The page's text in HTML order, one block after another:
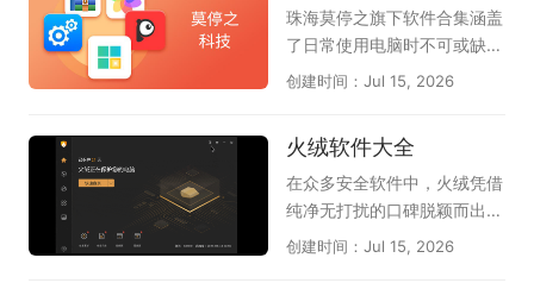
下载体验下，这是天极下载软
件专员精心为各位准备的，希
boardmix博思白板、Proces
nd树图。
大大降低了新用户的学习门
槛，也让老用户的重码体验更
几款口碑出色的电脑五笔输入
清爽简洁的QQ五笔、大词库
的万能五笔，以及微信输入
法、百度五笔、极品五笔等实
又顺手的那一款。
上海五星体育和广东体育频道
获授电视转播权。我们不仅可
以观看实时进行的比赛，还可
以回顾以往比赛中的精彩瞬
赛程，让我们可以更好的观
看、了解2026世界杯。
珠海莫停之旗下软件合集涵盖
了日常使用电脑时不可或缺的
几款高效工具，能一站式解决
ws优化大师帮助清理垃圾和
优化性能，让系统运行更流
畅；Win解压缩和Win看图王
让文件浏览和解压变得轻松便
创建时间：Jul 15, 2026
火绒软件大全
在众多安全软件中，火绒凭借
纯净无打扰的口碑脱颖而出。
这份火绒软件大全汇聚了火绒
创建时间：Jul 15, 2026